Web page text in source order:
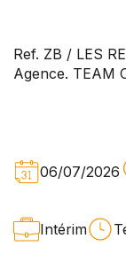
Ref. ZB / LES
Agence. TEAM
06/07/2026
Intérim